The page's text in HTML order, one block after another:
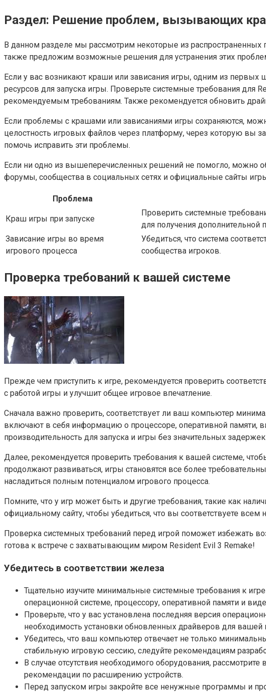
Раздел: Решение проблем, вызывающих
В данном разделе мы рассмотрим некоторые из распространенных
также предложим возможные решения для устранения этих
Если у вас возникают краши или зависания игры, одним из первых
ресурсов для запуска игры. Проверьте системные требования для
рекомендуемым требованиям. Также рекомендуется обновить
Если проблемы с крашами или зависаниями игры сохраняются,
целостность игровых файлов через платформу, через которую вы
помочь исправить эти проблемы.
Если ни одно из вышеперечисленных решений не помогло, можно
форумы, сообщества в социальных сетях и официальные сайты
Проблема
Краш игры при запуске
Проверить системные
для получения дополнительной
Зависание игры во время
игрового процесса
Убедиться, что система
сообщества игроков.
Проверка требований к вашей системе
Прежде чем приступить к игре, рекомендуется проверить
с работой игры и улучшит общее игровое впечатление.
Сначала важно проверить, соответствует ли ваш компьютер
включают в себя информацию о процессоре, оперативной памяти,
производительность для запуска и игры без значительных
Далее, рекомендуется проверить требования к вашей системе,
продолжают развиваться, игры становятся все более
насладиться полным потенциалом игрового процесса.
Помните, что у игр может быть и другие требования, такие как
официальному сайту, чтобы убедиться, что вы соответствуете
Проверка системных требований перед игрой поможет избежать
готова к встрече с захватывающим миром Resident Evil 3 Remake!
Убедитесь в соответствии железа
Тщательно изучите минимальные системные требования к
операционной системе, процессору, оперативной памяти и
Проверьте, что у вас установлена последняя версия
необходимость установки обновленных драйверов для вашей
Убедитесь, что ваш компьютер отвечает не только
стабильную игровую сессию, следуйте рекомендациям
В случае отсутствия необходимого оборудования,
рекомендации по расширению устройств.
Перед запуском игры закройте все ненужные программы и